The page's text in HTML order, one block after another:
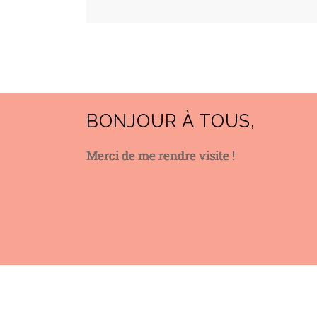
BONJOUR À TOUS,
Merci de me rendre visite !